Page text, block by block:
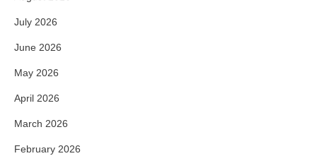
July 2026
June 2026
May 2026
April 2026
March 2026
February 2026